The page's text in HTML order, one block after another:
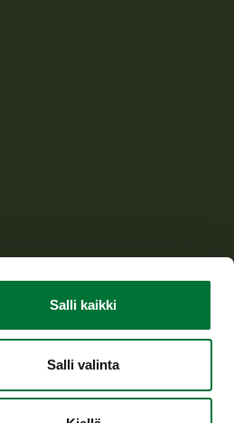
Salli kaikki
Salli valinta